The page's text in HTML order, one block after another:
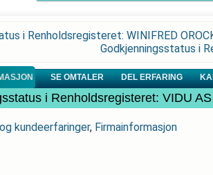
i Renholdsregisteret: WINIFRED
Godkjenningsstatus i
SE OMTALER DEL ERFARING
i Renholdsregisteret: VIDU AS
kundeerfaringer, Firmainformasjon